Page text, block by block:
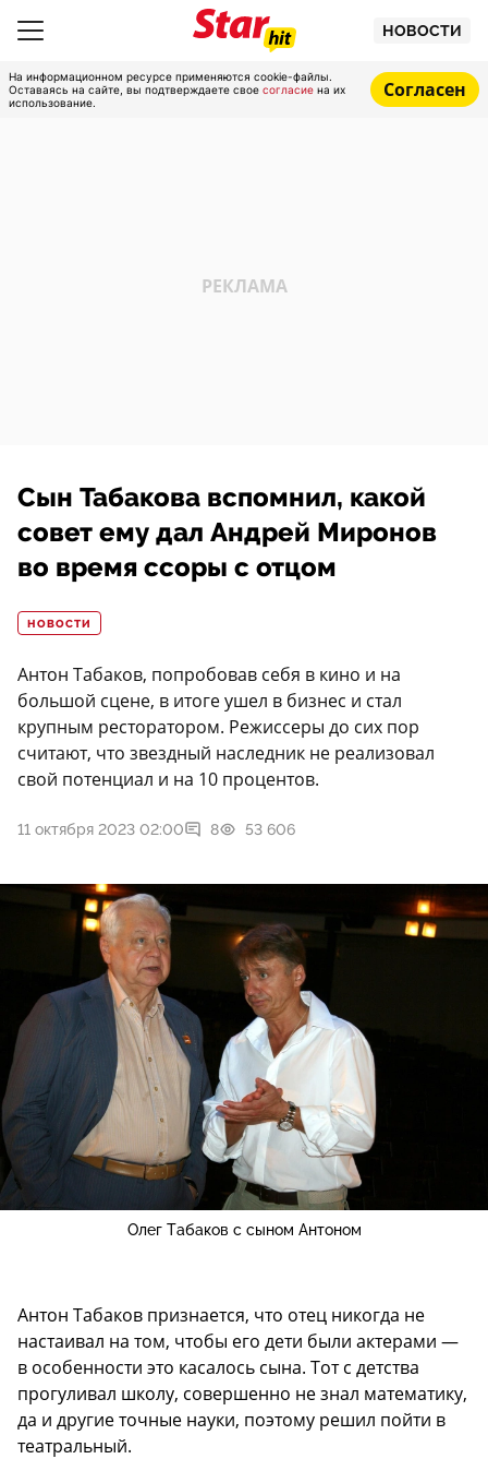
НОВОСТИ
На информационном ресурсе применяются cookie-файлы.
Оставаясь на сайте, вы подтверждаете свое согласие на их
использование.
Согласен
Сын Табакова вспомнил, какой
совет ему дал Андрей Миронов
во время ссоры с отцом
НОВОСТИ
Антон Табаков, попробовав себя в кино и на
большой сцене, в итоге ушел в бизнес и стал
крупным ресторатором. Режиссеры до сих пор
считают, что звездный наследник не реализовал
свой потенциал и на 10 процентов.
11 октября 2023 02:00 8 53 606
Олег Табаков с сыном Антоном
Антон Табаков признается, что отец никогда не
настаивал на том, чтобы его дети были актерами —
в особенности это касалось сына. Тот с детства
прогуливал школу, совершенно не знал математику,
да и другие точные науки, поэтому решил пойти в
театральный.